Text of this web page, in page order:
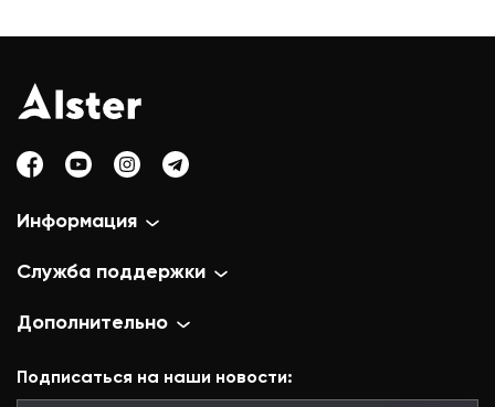
Информация
Служба поддержки
Дополнительно
Подписаться на наши новости: